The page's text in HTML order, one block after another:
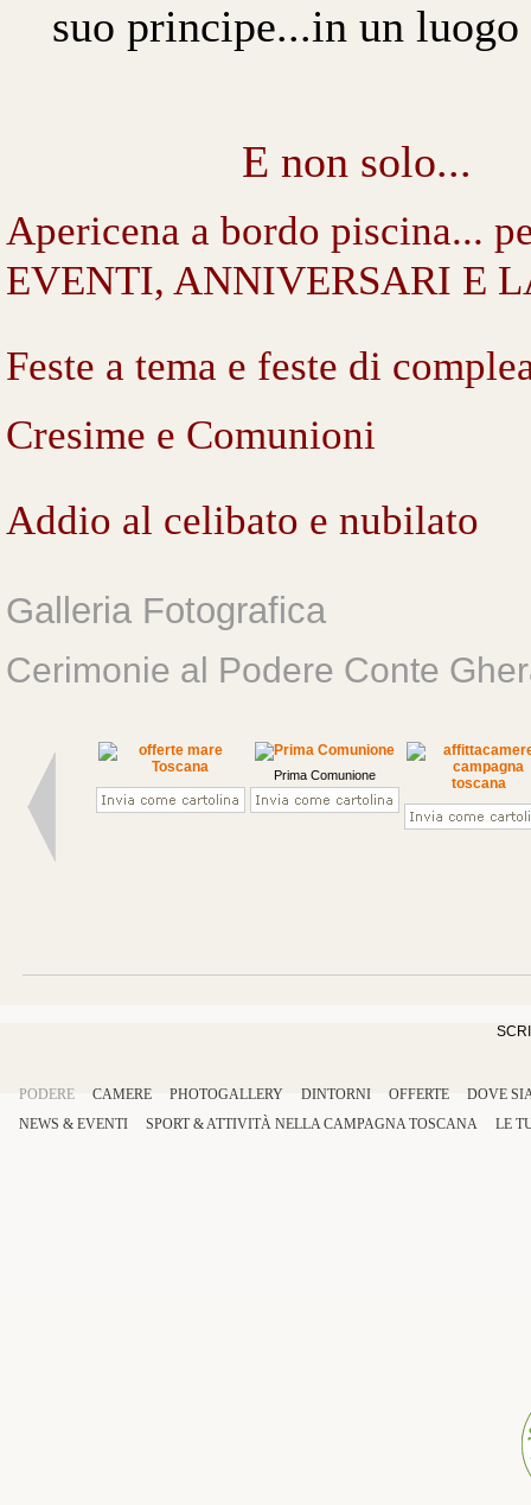
suo principe...in un luogo
E non solo...
Apericena a bordo piscina...
EVENTI, ANNIVERSARI E
Feste a tema e feste di
Cresime e Comunioni
Addio al celibato e nubilato
Galleria Fotografica
Cerimonie al Podere Conte
Prima Comunione
PODERE CAMERE PHOTOGALLERY DINTORNI OFFERTE
DOVE
NEWS & EVENTI
SPORT&ATTIVITÀ NELLACAMPAGNA TOSCANA LE